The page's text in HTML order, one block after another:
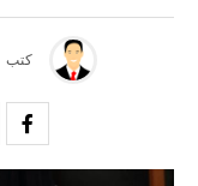
كتب